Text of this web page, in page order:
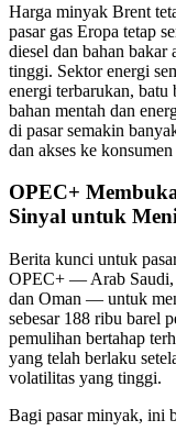
Harga minyak Brent
pasar gas Eropa tetap
diesel dan bahan bakar
tinggi. Sektor energi
energi terbarukan,
bahan mentah dan
di pasar semakin
dan akses ke
OPEC+
Sinyal untuk
Berita kunci untuk
OPEC+ — Arab Saudi,
dan Oman — untuk
sebesar 188 ribu barel
pemulihan bertahap
yang telah berlaku
volatilitas yang tinggi.
Bagi pasar minyak, ini